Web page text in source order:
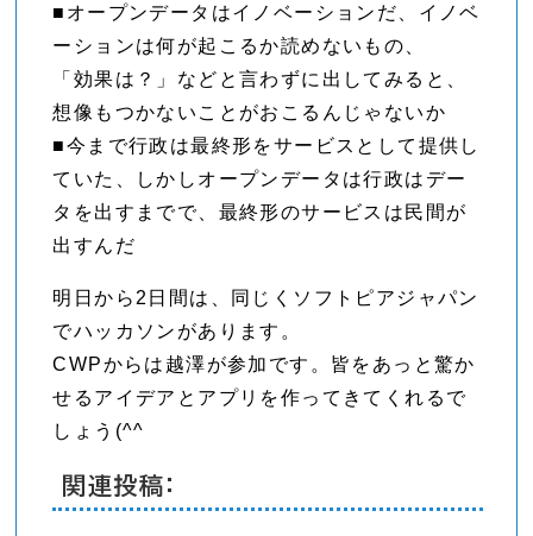
■オープンデータはイノベーションだ、イノベ
ーションは何が起こるか読めないもの、
「効果は？」などと言わずに出してみると、
想像もつかないことがおこるんじゃないか
■今まで行政は最終形をサービスとして提供し
ていた、しかしオープンデータは行政はデー
タを出すまでで、最終形のサービスは民間が
出すんだ
明日から2日間は、同じくソフトピアジャパン
でハッカソンがあります。
CWPからは越澤が参加です。皆をあっと驚か
せるアイデアとアプリを作ってきてくれるで
しょう(^^
関連投稿: